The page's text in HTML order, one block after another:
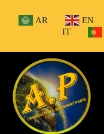
contenu
AR EN
IT